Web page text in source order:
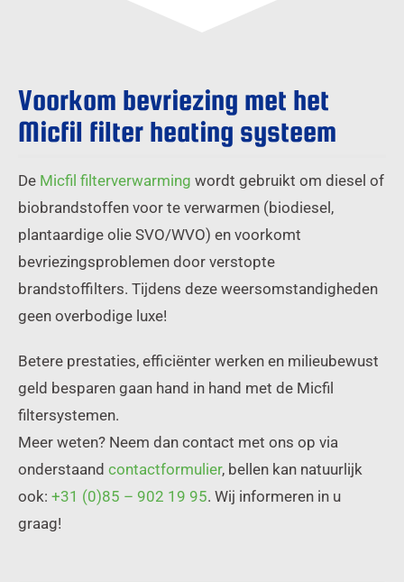
Voorkom bevriezing met het
Micfil filter heating systeem
De Micfil filterverwarming wordt gebruikt om diesel of
biobrandstoffen voor te verwarmen (biodiesel,
plantaardige olie SVO/WVO) en voorkomt
bevriezingsproblemen door verstopte
brandstoffilters. Tijdens deze weersomstandigheden
geen overbodige luxe!
Betere prestaties, efficiënter werken en milieubewust
geld besparen gaan hand in hand met de Micfil
filtersystemen.
Meer weten? Neem dan contact met ons op via
onderstaand contactformulier, bellen kan natuurlijk
ook: +31 (0)85 – 902 19 95. Wij informeren in u
graag!